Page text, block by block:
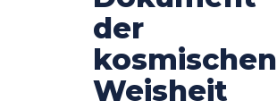
der
kosmischen
Weisheit